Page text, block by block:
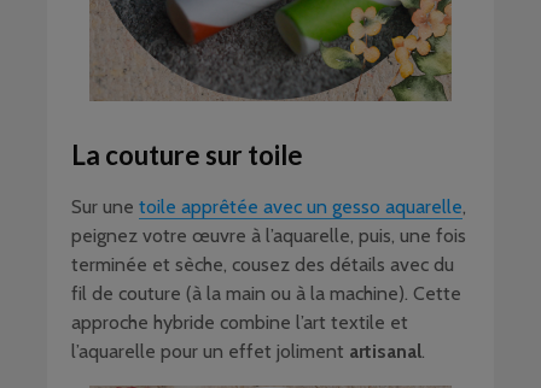
La couture sur toile
Sur une toile apprêtée avec un gesso aquarelle,
peignez votre œuvre à l’aquarelle, puis, une fois
terminée et sèche, cousez des détails avec du
fil de couture (à la main ou à la machine). Cette
approche hybride combine l’art textile et
l’aquarelle pour un effet joliment artisanal.